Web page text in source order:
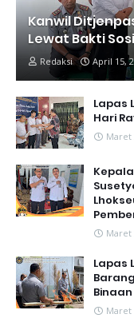
Kanwil
Lewat Bakti
Redaksi April 15,
Lapas
Hari
Maret
Maret
Lapas
Binaan
Maret